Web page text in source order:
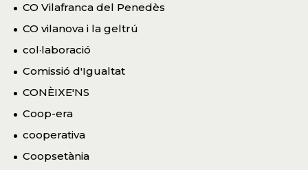
CO Vilafranca del Penedès
CO vilanova i la geltrú
col·laboració
Comissió d'Igualtat
CONÈIXE'NS
Coop-era
cooperativa
Coopsetània